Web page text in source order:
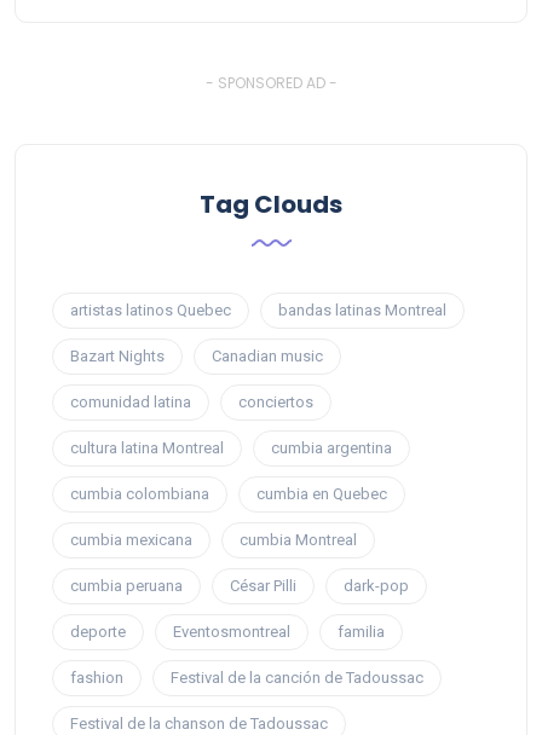
- SPONSORED AD -
Tag Clouds
artistas latinos Quebec bandas latinas Montreal
Bazart Nights Canadian music
comunidad latina conciertos
cultura latina Montreal cumbia argentina
cumbia colombiana cumbia en Quebec
cumbia mexicana cumbia Montreal
cumbia peruana César Pilli dark-pop
deporte Eventosmontreal familia
fashion Festival de la canción de Tadoussac
Festival de la chanson de Tadoussac